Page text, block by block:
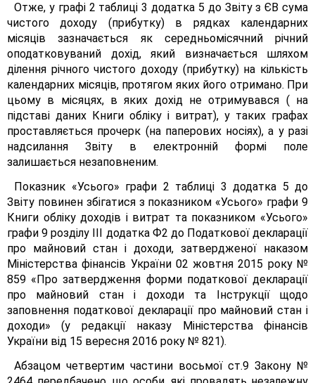
Отже, у графі 2 таблиці 3 додатка 5 до Звіту з ЄВ сума
чистого доходу (прибутку) в рядках календарних
місяців зазначається як середньомісячний річний
оподатковуваний дохід, який визначається шляхом
ділення річного чистого доходу (прибутку) на кількість
календарних місяців, протягом яких його отримано. При
цьому в місяцях, в яких дохід не отримувався ( на
підставі даних Книги обліку і витрат), у таких графах
проставляється прочерк (на паперових носіях), а у разі
надсилання Звіту в електронній формі поле
залишається незаповненим.
Показник «Усього» графи 2 таблиці 3 додатка 5 до
Звіту повинен збігатися з показником «Усього» графи 9
Книги обліку доходів і витрат та показником «Усього»
графи 9 розділу III додатка Ф2 до Податкової декларації
про майновий стан і доходи, затвердженої наказом
Міністерства фінансів України 02 жовтня 2015 року №
859 «Про затвердження форми податкової декларації
про майновий стан і доходи та Інструкції щодо
заповнення податкової декларації про майновий стан і
доходи» (у редакції наказу Міністерства фінансів
України від 15 вересня 2016 року № 821).
Абзацом четвертим частини восьмої ст.9 Закону №